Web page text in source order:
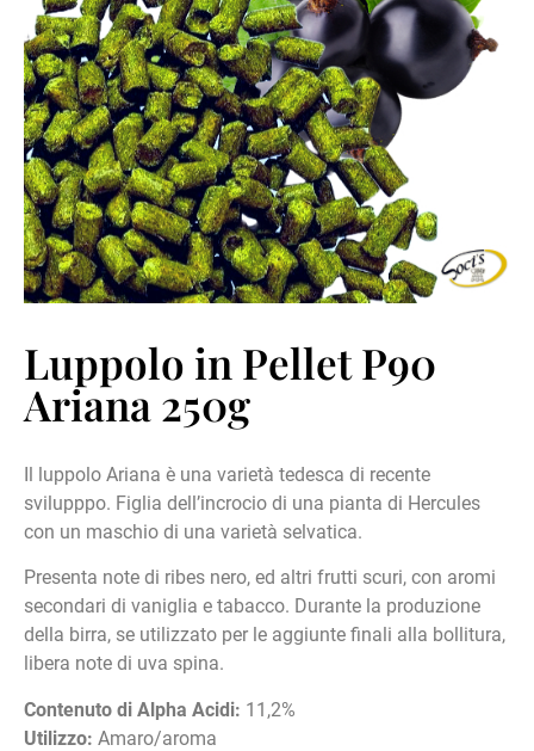
Luppolo in Pellet P90
Ariana 250g
Il luppolo Ariana è una varietà tedesca di recente
svilupppo. Figlia dell’incrocio di una pianta di Hercules
con un maschio di una varietà selvatica.
Presenta note di ribes nero, ed altri frutti scuri, con aromi
secondari di vaniglia e tabacco. Durante la produzione
della birra, se utilizzato per le aggiunte finali alla bollitura,
libera note di uva spina.
Contenuto di Alpha Acidi: 11,2%
Utilizzo: Amaro/aroma